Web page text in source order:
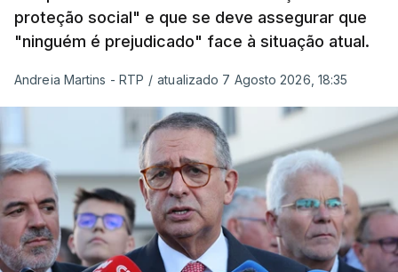
proteção social" e que se deve assegurar que
"ninguém é prejudicado" face à situação atual.
Andreia Martins - RTP / atualizado 7 Agosto 2026, 18:35